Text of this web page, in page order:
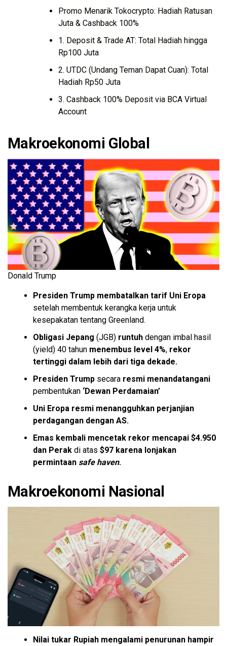
Promo Menarik Tokocrypto: Hadiah Ratusan
Juta & Cashback 100%
1. Deposit & Trade AT: Total Hadiah hingga
Rp100 Juta
2. UTDC (Undang Teman Dapat Cuan): Total
Hadiah Rp50 Juta
3. Cashback 100% Deposit via BCA Virtual
Account
Makroekonomi Global
Donald Trump
Presiden Trump membatalkan tarif Uni Eropa
setelah membentuk kerangka kerja untuk
kesepakatan tentang Greenland.
Obligasi Jepang (JGB) runtuh dengan imbal hasil
(yield) 40 tahun menembus level 4%, rekor
tertinggi dalam lebih dari tiga dekade.
Presiden Trump secara resmi menandatangani
pembentukan ‘Dewan Perdamaian’
Uni Eropa resmi menangguhkan perjanjian
perdagangan dengan AS.
Emas kembali mencetak rekor mencapai $4.950
dan Perak di atas $97 karena lonjakan
permintaan safe haven.
Makroekonomi Nasional
Nilai tukar Rupiah mengalami penurunan hampir